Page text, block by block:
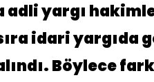
adli yargı
idari
Böylece